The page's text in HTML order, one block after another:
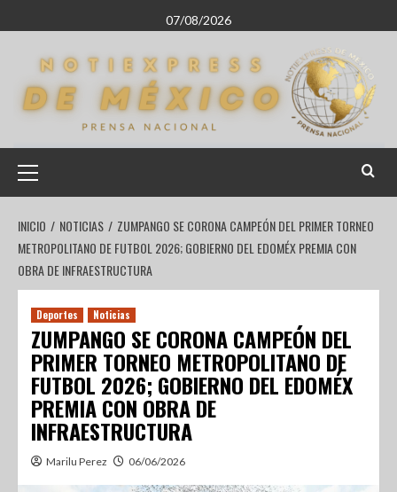
07/08/2026
INICIO NOTICIAS
ZUMPANGO SE CORONA CAMPEÓN DEL PRIMER TORNEO
METROPOLITANO DE FUTBOL 2026; GOBIERNO DEL EDOMÉX PREMIA CON
OBRA DE INFRAESTRUCTURA
Deportes Noticias
ZUMPANGO SE CORONA CAMPEÓN DEL
PRIMER TORNEO METROPOLITANO DE
FUTBOL 2026; GOBIERNO DEL EDOMÉX
PREMIA CON OBRA DE
INFRAESTRUCTURA
Marilu Perez 06/06/2026